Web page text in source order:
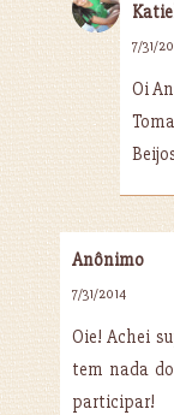
7/31/
Oi
Anônimo
7/31/2014
Oie! Achei
tem nada
participar!